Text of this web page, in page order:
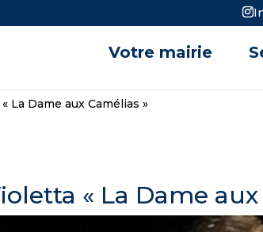
Votre mairie
La Dame aux Camélias »
« La Dame aux